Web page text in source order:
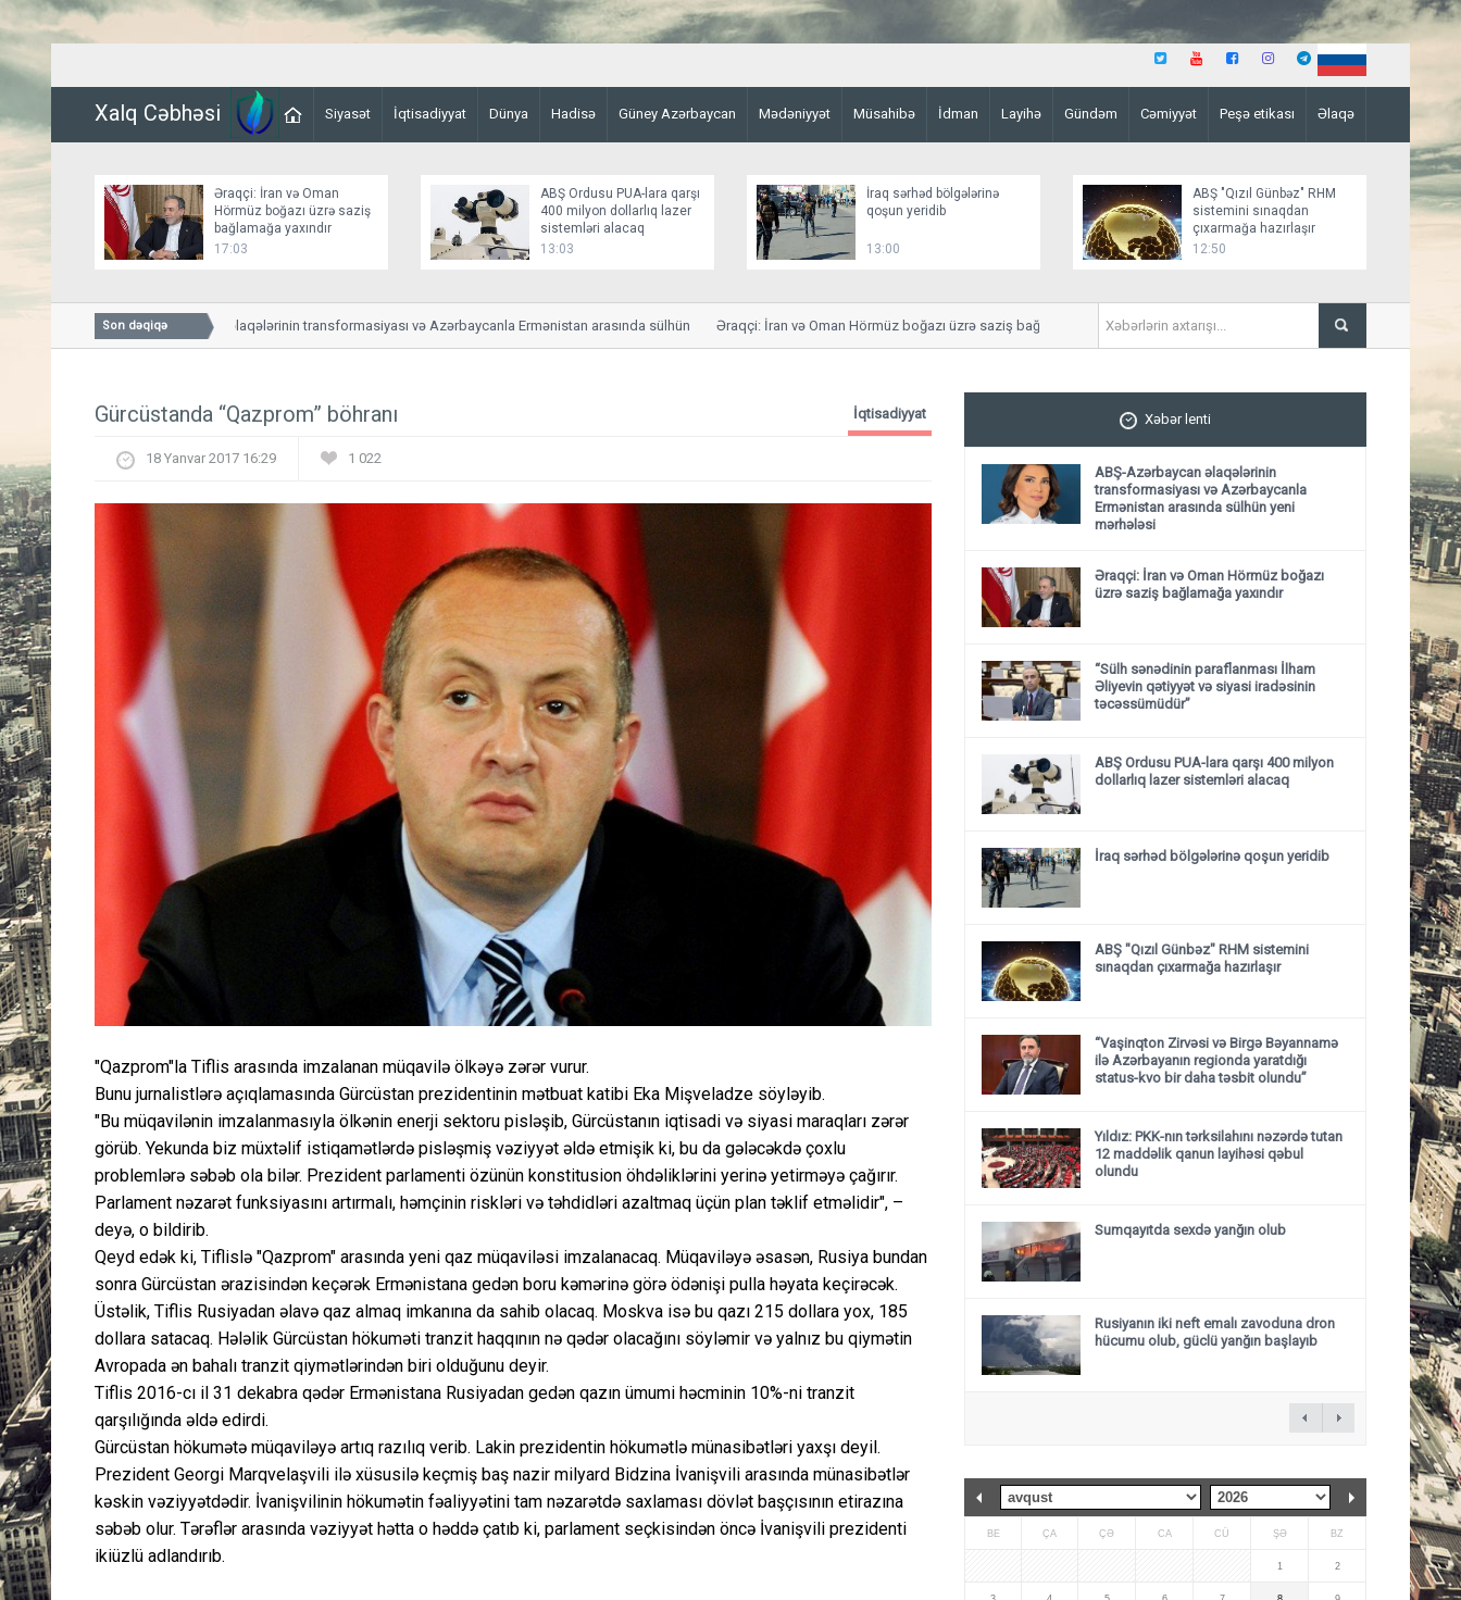
Xalq Cəbhəsi Siyasət İqtisadiyyat Dünya Hadisə Güney Azərbaycan Mədəniyyət Müsahibə İdman Layihə Gündəm Cəmiyyət Peşə etikası Əlaqə
Əraqçi: İran və Oman
Hörmüz boğazı üzrə saziş
bağlamağa yaxındır
17:03
ABŞ Ordusu PUA-lara qarşı
400 milyon dollarlıq lazer
sistemləri alacaq
13:03
İraq sərhəd bölgələrinə
qoşun yeridib
13:00
ABŞ "Qızıl Günbəz" RHM
sistemini sınaqdan
çıxarmağa hazırlaşır
12:50
Son dəqiqə
ABŞ-Azərbaycan əlaqələrinin transformasiyası və Azərbaycanla Ermənistan arasında sülhün
yeni mərhələsi
Əraqçi: İran və Oman Hörmüz boğazı üzrə saziş bağlamağa yaxındır “Sülh sənədinin
Gürcüstanda “Qazprom” böhranı İqtisadiyyat
18 Yanvar 2017 16:29 1 022
"Qazprom"la Tiflis arasında imzalanan müqavilə ölkəyə zərər vurur.
Bunu jurnalistlərə açıqlamasında Gürcüstan prezidentinin mətbuat katibi Eka Mişveladze söyləyib.
"Bu müqavilənin imzalanmasıyla ölkənin enerji sektoru pisləşib, Gürcüstanın iqtisadi və siyasi maraqları zərər
görüb. Yekunda biz müxtəlif istiqamətlərdə pisləşmiş vəziyyət əldə etmişik ki, bu da gələcəkdə çoxlu
problemlərə səbəb ola bilər. Prezident parlamenti özünün konstitusion öhdəliklərini yerinə yetirməyə çağırır.
Parlament nəzarət funksiyasını artırmalı, həmçinin riskləri və təhdidləri azaltmaq üçün plan təklif etməlidir", –
deyə, o bildirib.
Qeyd edək ki, Tiflislə "Qazprom" arasında yeni qaz müqaviləsi imzalanacaq. Müqaviləyə əsasən, Rusiya bundan
sonra Gürcüstan ərazisindən keçərək Ermənistana gedən boru kəmərinə görə ödənişi pulla həyata keçirəcək.
Üstəlik, Tiflis Rusiyadan əlavə qaz almaq imkanına da sahib olacaq. Moskva isə bu qazı 215 dollara yox, 185
dollara satacaq. Hələlik Gürcüstan hökuməti tranzit haqqının nə qədər olacağını söyləmir və yalnız bu qiymətin
Avropada ən bahalı tranzit qiymətlərindən biri olduğunu deyir.
Tiflis 2016-cı il 31 dekabra qədər Ermənistana Rusiyadan gedən qazın ümumi həcminin 10%-ni tranzit
qarşılığında əldə edirdi.
Gürcüstan hökumətə müqaviləyə artıq razılıq verib. Lakin prezidentin hökumətlə münasibətləri yaxşı deyil.
Prezident Georgi Marqvelaşvili ilə xüsusilə keçmiş baş nazir milyard Bidzina İvanişvili arasında münasibətlər
kəskin vəziyyətdədir. İvanişvilinin hökumətin fəaliyyətini tam nəzarətdə saxlaması dövlət başçısının etirazına
səbəb olur. Tərəflər arasında vəziyyət hətta o həddə çatıb ki, parlament seçkisindən öncə İvanişvili prezidenti
ikiüzlü adlandırıb.
Xəbər lenti
ABŞ-Azərbaycan əlaqələrinin
transformasiyası və Azərbaycanla
Ermənistan arasında sülhün yeni
mərhələsi
Əraqçi: İran və Oman Hörmüz boğazı
üzrə saziş bağlamağa yaxındır
“Sülh sənədinin paraflanması İlham
Əliyevin qətiyyət və siyasi iradəsinin
təcəssümüdür”
ABŞ Ordusu PUA-lara qarşı 400 milyon
dollarlıq lazer sistemləri alacaq
İraq sərhəd bölgələrinə qoşun yeridib
ABŞ "Qızıl Günbəz" RHM sistemini
sınaqdan çıxarmağa hazırlaşır
“Vaşinqton Zirvəsi və Birgə Bəyannamə
ilə Azərbayanın regionda yaratdığı
status-kvo bir daha təsbit olundu”
Yıldız: PKK-nın tərksilahını nəzərdə tutan
12 maddəlik qanun layihəsi qəbul
olundu ​​​​​​​
Sumqayıtda sexdə yanğın olub
Rusiyanın iki neft emalı zavoduna dron
hücumu olub, güclü yanğın başlayıb
BE ÇA ÇƏ CA CÜ ŞƏ BZ
1 2